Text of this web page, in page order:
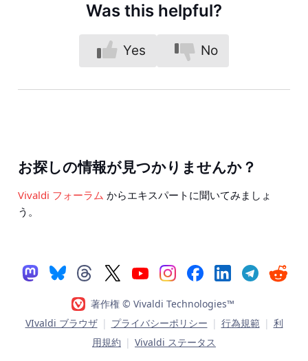
Was this helpful?
Yes No
お探しの情報が見つかりませんか？
Vivaldi フォーラム からエキスパートに聞いてみましょ
う。
著作権 © Vivaldi Technologies™
VIvaldi ブラウザ | プライバシーポリシー | 行為規範 | 利
用規約 | Vivaldi ステータス